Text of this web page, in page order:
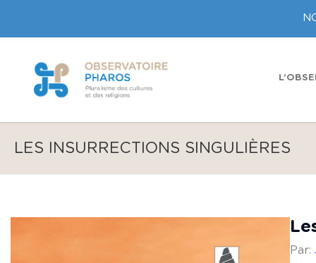
LES INSURRECTIONS SINGULIÈRES
Par: